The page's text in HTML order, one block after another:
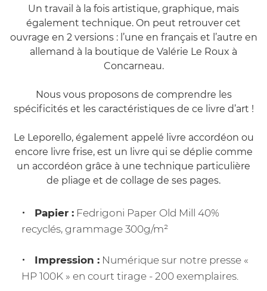
Un travail à la fois artistique, graphique, mais
également technique. On peut retrouver cet
ouvrage en 2 versions : l’une en français et l’autre en
allemand à la boutique de Valérie Le Roux à
Concarneau.
Nous vous proposons de comprendre les
spécificités et les caractéristiques de ce livre d’art !
Le Leporello, également appelé livre accordéon ou
encore livre frise, est un livre qui se déplie comme
un accordéon grâce à une technique particulière
de pliage et de collage de ses pages.
Papier : Fedrigoni Paper Old Mill 40%
recyclés, grammage 300g/m²
Impression : Numérique sur notre presse «
HP 100K » en court tirage - 200 exemplaires.